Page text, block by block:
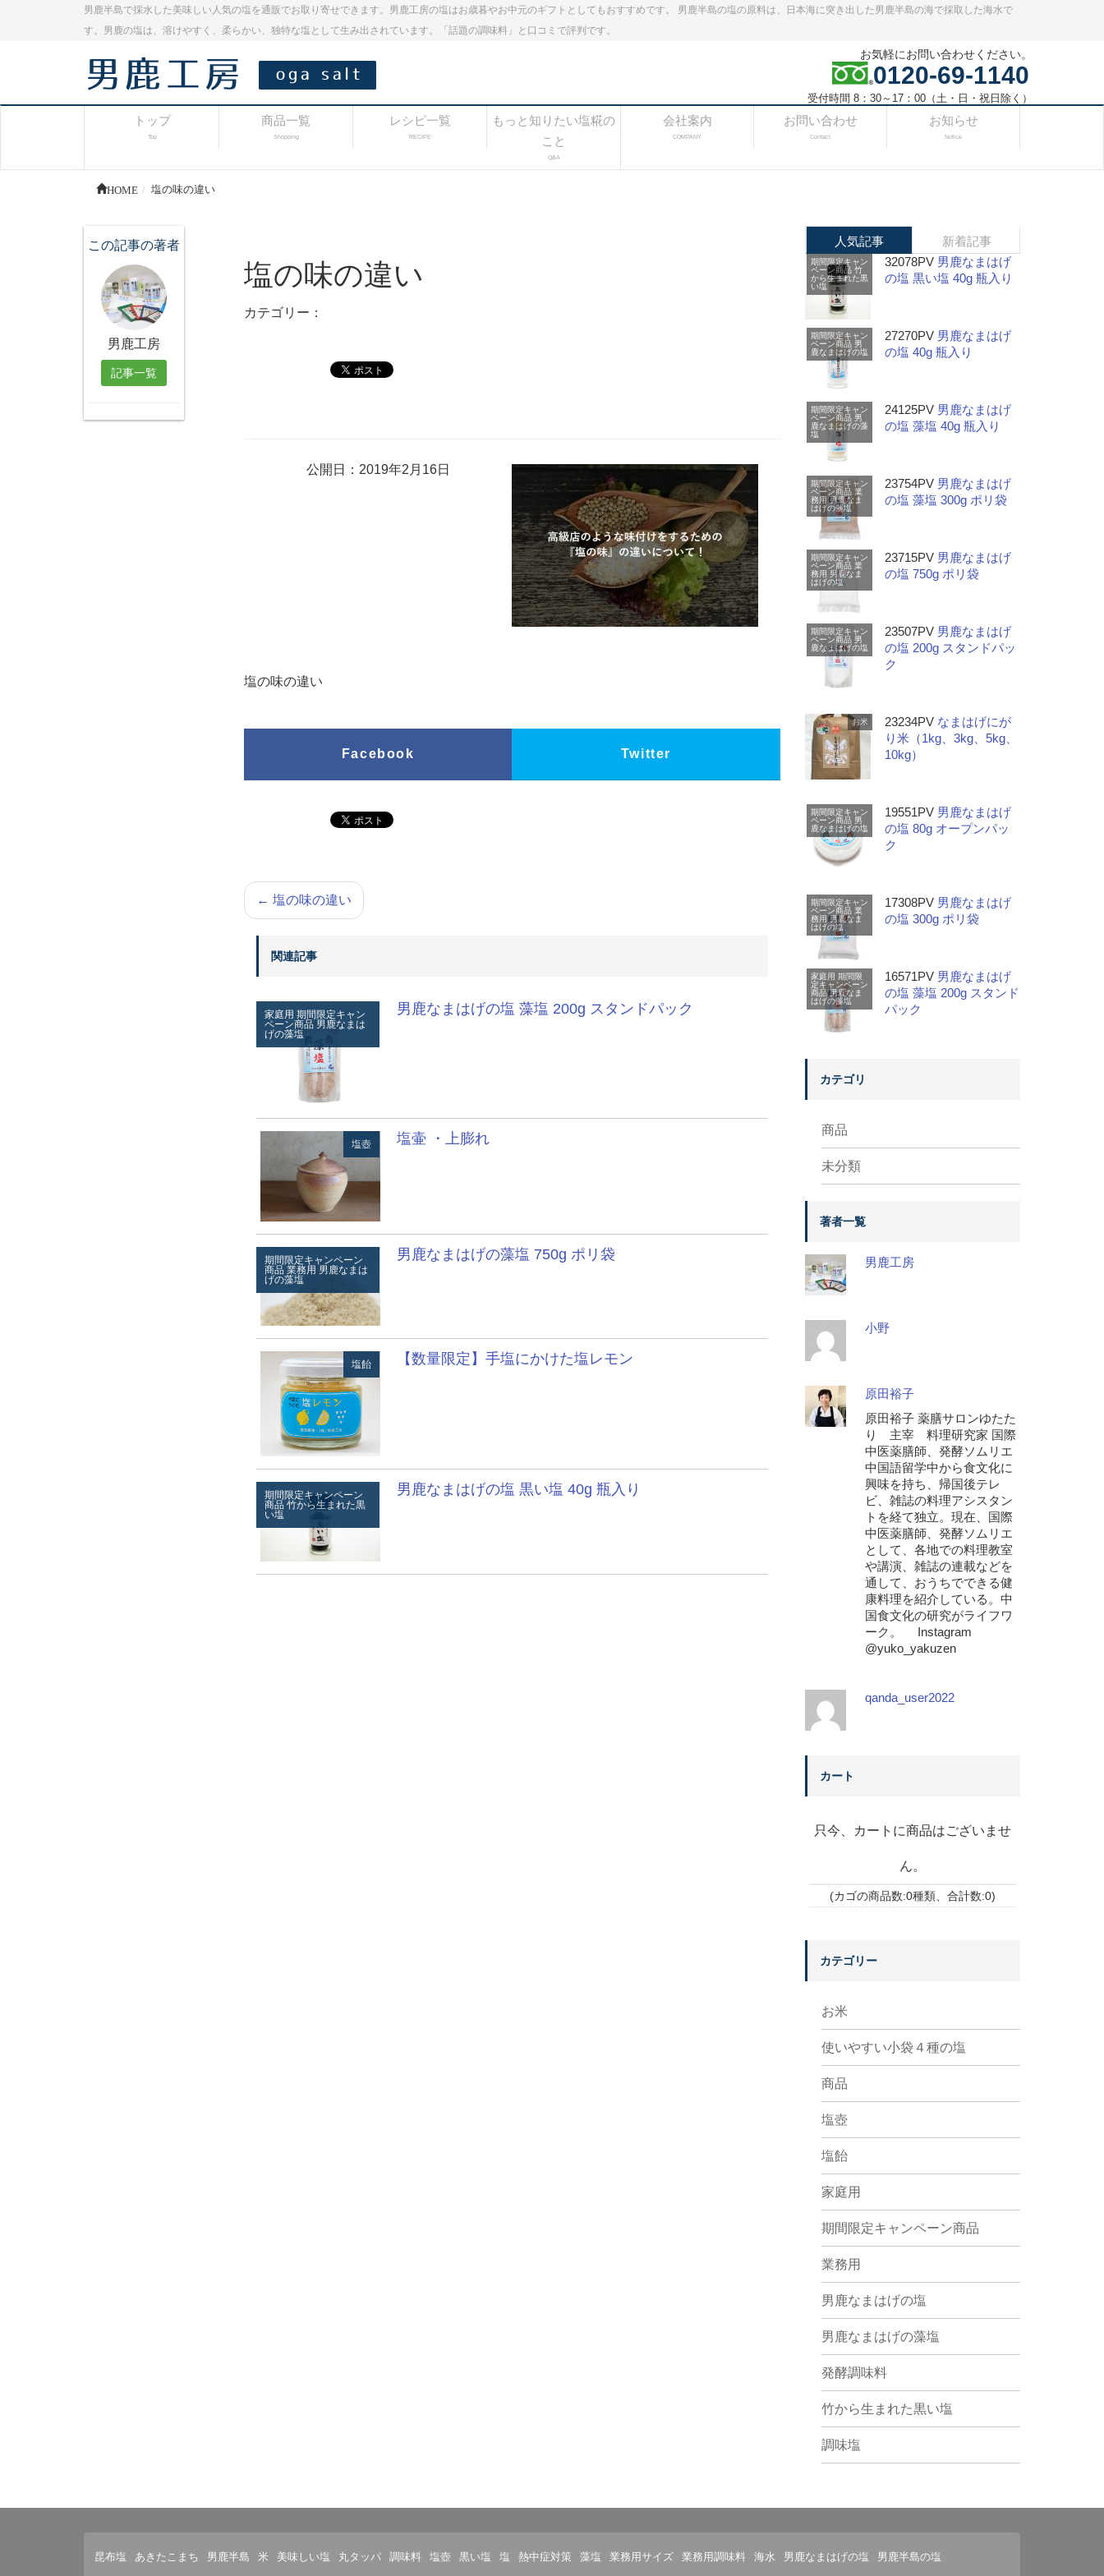
男鹿半島で採水した美味しい人気の塩を通販でお取り寄せできます。男鹿工房の塩はお歳暮やお中元のギフトとしてもおすすめです。 男鹿半島の塩の原料は、日本海に突き出した男鹿半島の海で採取した海水で
す。男鹿の塩は、溶けやすく、柔らかい、独特な塩として生み出されています。「話題の調味料」と口コミで評判です。
お気軽にお問い合わせください。
0120-69-1140
受付時間 8：30～17：00（土・日・祝日除く）
トップ
Top
商品一覧
Shopping
レシピ一覧
RECIPE
もっと知りたい塩糀の
こと
Q&A
会社案内
COMPANY
お問い合わせ
Contact
お知らせ
Notice
HOME 塩の味の違い
塩の味の違い
カテゴリー：
公開日：2019年2月16日
塩の味の違い
Facebook Twitter
← 塩の味の違い
関連記事
家庭用 期間限定キャン
ペーン商品 男鹿なまは
げの藻塩
男鹿なまはげの塩 藻塩 200g スタンドパック
塩壺 塩壷 ・上膨れ
期間限定キャンペーン
商品 業務用 男鹿なまは
げの藻塩
男鹿なまはげの藻塩 750g ポリ袋
塩飴 【数量限定】手塩にかけた塩レモン
期間限定キャンペーン
商品 竹から生まれた黒
い塩
男鹿なまはげの塩 黒い塩 40g 瓶入り
この記事の著者
男鹿工房
記事一覧
人気記事 新着記事
期間限定キャン
ペーン商品 竹
から生まれた黒
い塩
32078PV 男鹿なまはげ
の塩 黒い塩 40g 瓶入り
期間限定キャン
ペーン商品 男
鹿なまはげの塩
27270PV 男鹿なまはげ
の塩 40g 瓶入り
期間限定キャン
ペーン商品 男
鹿なまはげの藻
塩
24125PV 男鹿なまはげ
の塩 藻塩 40g 瓶入り
期間限定キャン
ペーン商品 業
務用 男鹿なま
はげの藻塩
23754PV 男鹿なまはげ
の塩 藻塩 300g ポリ袋
期間限定キャン
ペーン商品 業
務用 男鹿なま
はげの塩
23715PV 男鹿なまはげ
の塩 750g ポリ袋
期間限定キャン
ペーン商品 男
鹿なまはげの塩
23507PV 男鹿なまはげ
の塩 200g スタンドパッ
ク
お米 23234PV なまはげにが
り米（1kg、3kg、5kg、
10kg）
期間限定キャン
ペーン商品 男
鹿なまはげの塩
19551PV 男鹿なまはげ
の塩 80g オープンパッ
ク
期間限定キャン
ペーン商品 業
務用 男鹿なま
はげの塩
17308PV 男鹿なまはげ
の塩 300g ポリ袋
家庭用 期間限
定キャンペーン
商品 男鹿なま
はげの藻塩
16571PV 男鹿なまはげ
の塩 藻塩 200g スタンド
パック
カテゴリ
商品
未分類
著者一覧
男鹿工房
小野
原田裕子
原田裕子 薬膳サロンゆたた
り 主宰 料理研究家 国際
中医薬膳師、発酵ソムリエ
中国語留学中から食文化に
興味を持ち、帰国後テレ
ビ、雑誌の料理アシスタン
トを経て独立。現在、国際
中医薬膳師、発酵ソムリエ
として、各地での料理教室
や講演、雑誌の連載などを
通して、おうちでできる健
康料理を紹介している。中
国食文化の研究がライフワ
ーク。 Instagram
@yuko_yakuzen
qanda_user2022
カート
只今、カートに商品はございませ
ん。
(カゴの商品数:0種類、合計数:0)
カテゴリー
お米
使いやすい小袋４種の塩
商品
塩壺
塩飴
家庭用
期間限定キャンペーン商品
業務用
男鹿なまはげの塩
男鹿なまはげの藻塩
発酵調味料
竹から生まれた黒い塩
調味塩
昆布塩 あきたこまち 男鹿半島 米 美味しい塩 丸タッパ 調味料 塩壺 黒い塩 塩 熱中症対策 藻塩 業務用サイズ 業務用調味料 海水 男鹿なまはげの塩 男鹿半島の塩